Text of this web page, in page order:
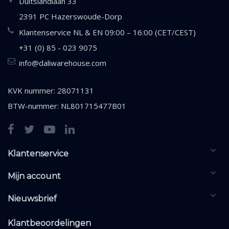
2391 PC Hazerswoude-Dorp
Klantenservice NL & EN 09:00 – 16:00 (CET/CEST)
+31 (0) 85 - 023 9075
info@daliwarehouse.com
KVK nummer: 28071131
BTW-nummer: NL801715477B01
Klantenservice
Mijn account
Nieuwsbrief
Klantbeoordelingen